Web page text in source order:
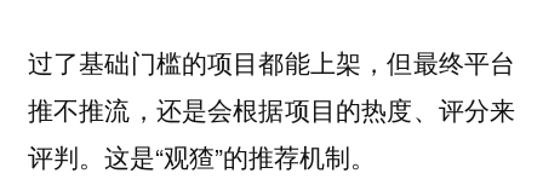
过了基础门槛的项目都能上架，但最终平台
推不推流，还是会根据项目的热度、评分来
评判。这是“观猹”的推荐机制。